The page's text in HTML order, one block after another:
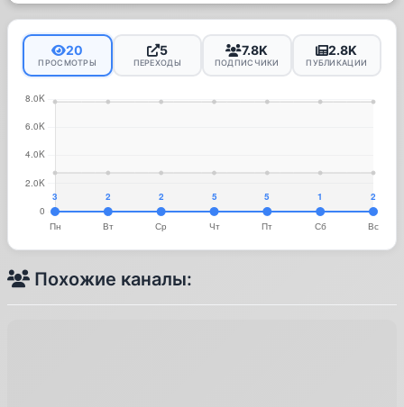
20
ПРОСМОТРЫ
5
ПЕРЕХОДЫ
7.8K
ПОДПИСЧИКИ
2.8K
ПУБЛИКАЦИИ
Похожие каналы: